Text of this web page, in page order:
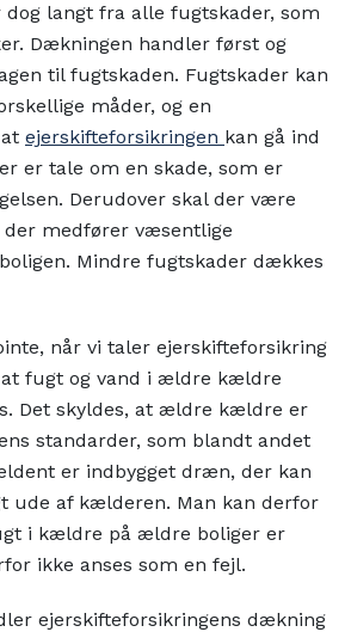
dog langt fra alle fugtskader, som
Dækningen handler først og
til fugtskaden. Fugtskader kan
måder, og en
ejerskifteforsikringen kan gå ind
er tale om en skade, som er
Derudover skal der være
der medfører væsentlige
Mindre fugtskader dækkes
når vi taler ejerskifteforsikring
at fugt og vand i ældre kældre
Det skyldes, at ældre kældre er
standarder, som blandt andet
er indbygget dræn, der kan
ude af kælderen. Man kan derfor
i kældre på ældre boliger er
ikke anses som en fejl.
ejerskifteforsikringens dækning